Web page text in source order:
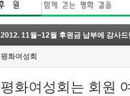
2012. 11월~12월 후원금 납부에 감사드
평화여성회
평화여성회는 회원